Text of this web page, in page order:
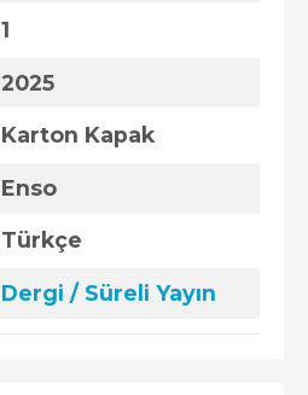
1
2025
Karton Kapak
Enso
Türkçe
Dergi / Süreli Yayın